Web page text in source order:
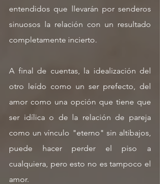
entendidos que llevarán por senderos
sinuosos la relación con un resultado
completamente incierto.
A final de cuentas, la idealización del
otro leído como un ser prefecto, del
amor como una opción que tiene que
ser idílica o de la relación de pareja
como un vínculo "eterno" sin altibajos,
puede hacer perder el piso a
cualquiera, pero esto no es tampoco el
amor.